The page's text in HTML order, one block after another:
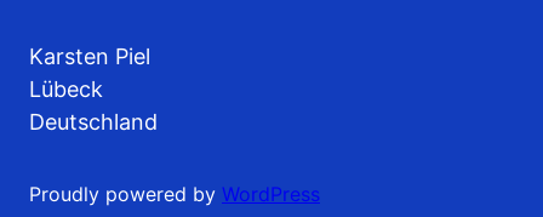
Karsten Piel
Lübeck
Deutschland
Proudly powered by WordPress